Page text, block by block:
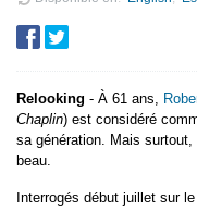
Relooking - À 61 ans,
Chaplin) est considéré
sa génération. Mais
beau.
Interrogés début juillet sur